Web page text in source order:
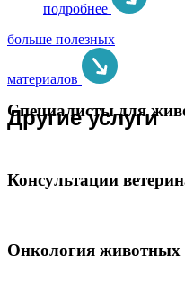
подробнее
больше полезных
материалов
Другие услуги
Специалисты для
Консультации
Онкология животных